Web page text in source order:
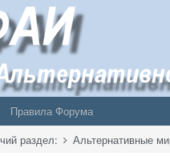
Правила Форума
раздел: Альтернативные